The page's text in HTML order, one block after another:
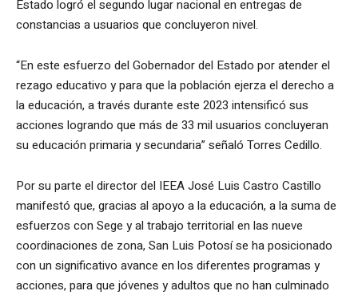
Estado logró el segundo lugar nacional en entregas de
constancias a usuarios que concluyeron nivel.
“En este esfuerzo del Gobernador del Estado por atender el
rezago educativo y para que la población ejerza el derecho a
la educación, a través durante este 2023 intensificó sus
acciones logrando que más de 33 mil usuarios concluyeran
su educación primaria y secundaria” señaló Torres Cedillo.
Por su parte el director del IEEA José Luis Castro Castillo
manifestó que, gracias al apoyo a la educación, a la suma de
esfuerzos con Sege y al trabajo territorial en las nueve
coordinaciones de zona, San Luis Potosí se ha posicionado
con un significativo avance en los diferentes programas y
acciones, para que jóvenes y adultos que no han culminado